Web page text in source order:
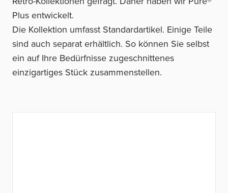
Plus entwickelt.
Die Kollektion umfasst Standardartikel. Einige Teile
sind auch separat erhältlich. So können Sie selbst
ein auf Ihre Bedürfnisse zugeschnittenes
einzigartiges Stück zusammenstellen.